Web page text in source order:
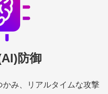
防御
み、リアルタイムな攻撃